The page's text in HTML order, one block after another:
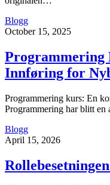
Blogg
October 15, 2025
Programmering
Innføring for
Programmering kurs: En
Programmering har blitt en
Blogg
April 15, 2026